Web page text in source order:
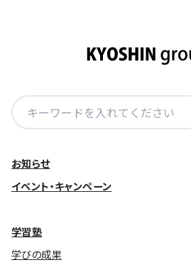
検
索:
お知らせ
イベント・キャンペーン
学習塾
学びの成果